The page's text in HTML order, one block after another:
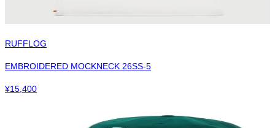
RUFFLOG
EMBROIDERED MOCKNECK 26SS-5
¥15,400